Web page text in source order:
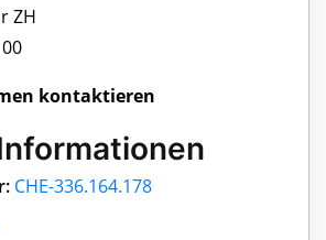
ZH
kontaktieren
CHE-336.164.178